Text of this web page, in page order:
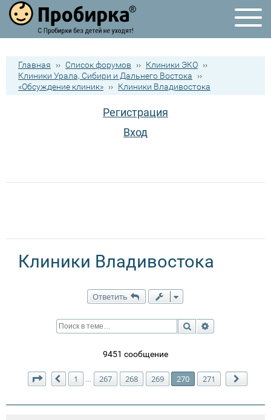
Главная ›› Список форумов ›› Клиники ЭКО ››
Клиники Урала, Сибири и Дальнего Востока
››
«Обсуждение клиник» ›› Клиники Владивостока
Регистрация
Вход
Клиники Владивостока
Ответить
Поиск
9451 сообщение
Страница 270 из271
Пред.
1 … 267 268 269 270 271